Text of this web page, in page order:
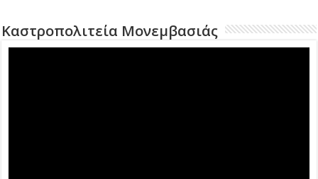
Καστροπολιτεία Μονεμβασιάς